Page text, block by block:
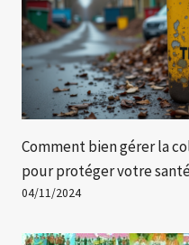
Comment bien gérer la
pour protéger votre
04/11/2024